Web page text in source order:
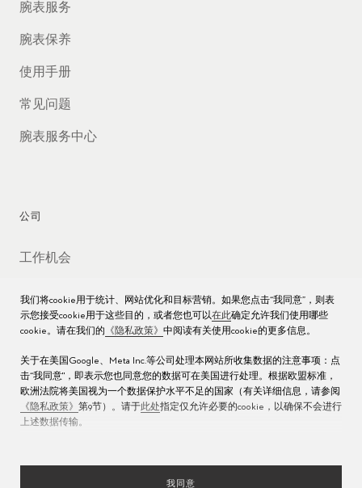
腕表服务
腕表保养
使用手册
常见问题
腕表服务中心
公司
工作机会
联络我们
沪ICP备16013004号
沪公网安备 31010602000438号
我们将cookie用于统计、网站优化和目标营销。如果您点击“我同意”，则表
示您接受cookie用于这些目的，或者您也可以在此确定允许我们使用哪些
cookie。请在我们的 《隐私政策》 中阅读有关使用cookie的更多信息。
关于在美国Google、Meta Inc.等公司处理本网站所收集数据的注意事项：点
击“我同意"，即表示您也同意您的数据可在美国进行处理。根据欧盟标准，
欧洲法院将美国视为一个数据保护水平不足的国家（有关详细信息，请参阅
《隐私政策》 第9节）。请于此处指定仅允许必要的cookie，以确保不会进行
上述数据传输。
我同意